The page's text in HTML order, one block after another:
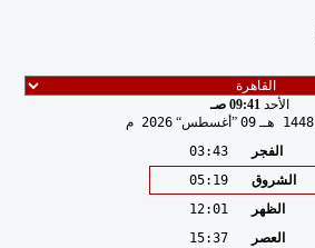
الأحد09:41 صـ
1448 هـ 09 أغسطس 2026 م
الفجر
03:43
الشروق
05:19
الظهر
12:01
العصر
15:37